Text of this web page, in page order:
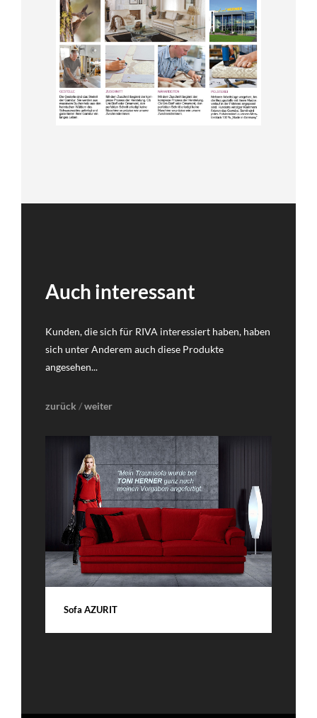
Auch interessant
Kunden, die sich für RIVA interessiert haben, haben
sich unter Anderem auch diese Produkte
angesehen...
zurück /weiter
DETAILS
Sofa AZURIT